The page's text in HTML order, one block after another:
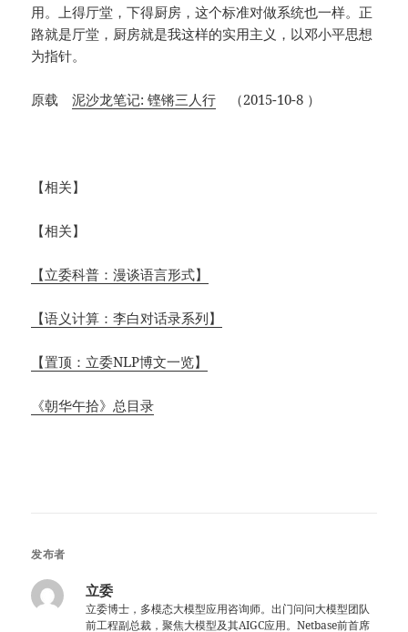
用。上得厅堂，下得厨房，这个标准对做系统也一样。正
路就是厅堂，厨房就是我这样的实用主义，以邓小平思想
为指针。
原载泥沙龙笔记: 铿锵三人行 （2015-10-8 ）
【相关】
【相关】
【立委科普：漫谈语言形式】
【语义计算：李白对话录系列】
【置顶：立委NLP博文一览】
《朝华午拾》总目录
发布者
立委
立委博士，多模态大模型应用咨询师。出门问问大模型团队
前工程副总裁，聚焦大模型及其AIGC应用。Netbase前首席